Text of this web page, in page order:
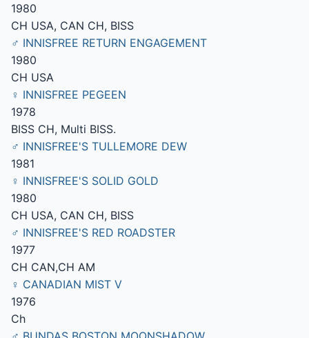
1980
CH USA, CAN CH, BISS
♂ INNISFREE RETURN ENGAGEMENT
1980
CH USA
♀ INNISFREE PEGEEN
1978
BISS CH, Multi BISS.
♂ INNISFREE'S TULLEMORE DEW
1981
♀ INNISFREE'S SOLID GOLD
1980
CH USA, CAN CH, BISS
♂ INNISFREE'S RED ROADSTER
1977
CH CAN,CH AM
♀ CANADIAN MIST V
1976
Ch